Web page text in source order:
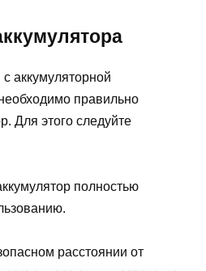
аккумуляторной
правильно
Для этого следуйте
полностью
расстоянии от